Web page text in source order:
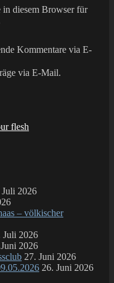
diesem Browser für
Kommentare via E-
via E-Mail.
flesh
Juli 2026
– völkischer
Juli 2026
2026
27. Juni 2026
26. Juni 2026